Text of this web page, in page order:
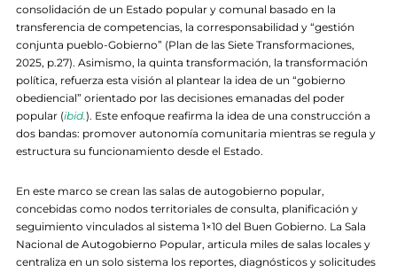
consolidación de un Estado popular y comunal basado en la
transferencia de competencias, la corresponsabilidad y “gestión
conjunta pueblo-Gobierno” (Plan de las Siete Transformaciones,
2025, p.27). Asimismo, la quinta transformación, la transformación
política, refuerza esta visión al plantear la idea de un “gobierno
obediencial” orientado por las decisiones emanadas del poder
popular (ibid.). Este enfoque reafirma la idea de una construcción a
dos bandas: promover autonomía comunitaria mientras se regula y
estructura su funcionamiento desde el Estado.
En este marco se crean las salas de autogobierno popular,
concebidas como nodos territoriales de consulta, planificación y
seguimiento vinculados al sistema 1×10 del Buen Gobierno. La Sala
Nacional de Autogobierno Popular, articula miles de salas locales y
centraliza en un solo sistema los reportes, diagnósticos y solicitudes